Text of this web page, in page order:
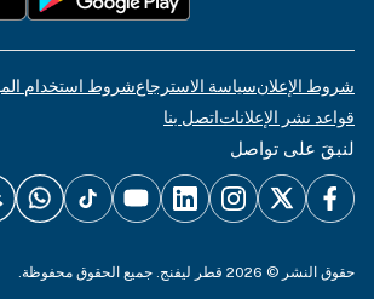
شروط الإعلانسياسة الاسترجاعشروط استخدام
قواعد نشر الإعلاناتاتصل بنا
لنبقَ على تواصل
حقوق النشر © 2026 قطر ليفنج. جميع الحقوق محفوظة.